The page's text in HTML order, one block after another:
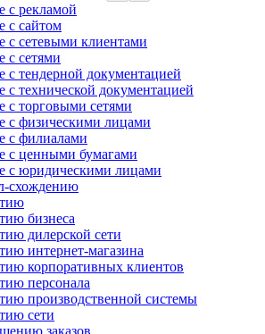
с рекламой
с сайтом
с сетевыми клиентами
с сетями
с тендерной документацией
с технической документацией
с торговыми сетями
с физическими лицами
с филиалами
с ценными бумагами
с юридическими лицами
схождению
бизнеса
дилерской сети
интернет-магазина
корпоративных клиентов
персонала
производственной системы
сети
заказов